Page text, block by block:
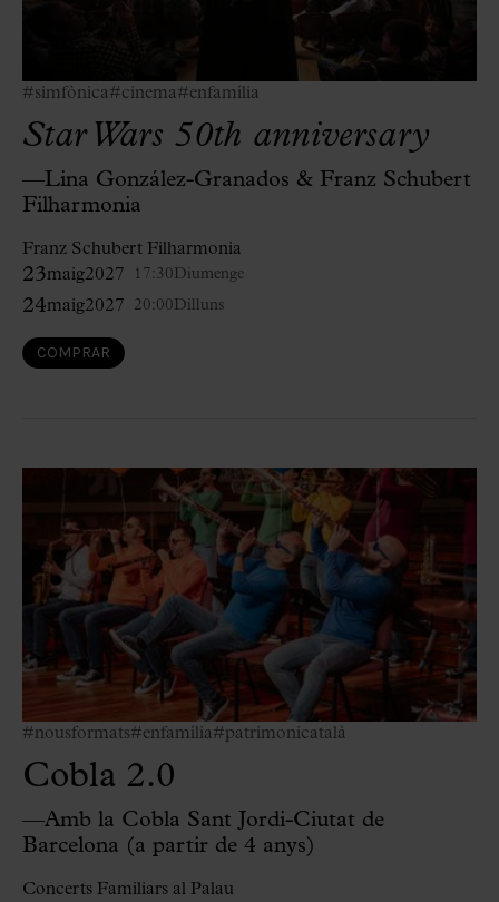
#simfònica#cinema#enfamília
Star Wars 50th anniversary
—Lina González-Granados & Franz Schubert
Filharmonia
Franz Schubert Filharmonia
23maig2027 17:30Diumenge
24maig2027 20:00Dilluns
COMPRAR
#nousformats#enfamília#patrimonicatalà
Cobla 2.0
—Amb la Cobla Sant Jordi-Ciutat de
Barcelona (a partir de 4 anys)
Concerts Familiars al Palau